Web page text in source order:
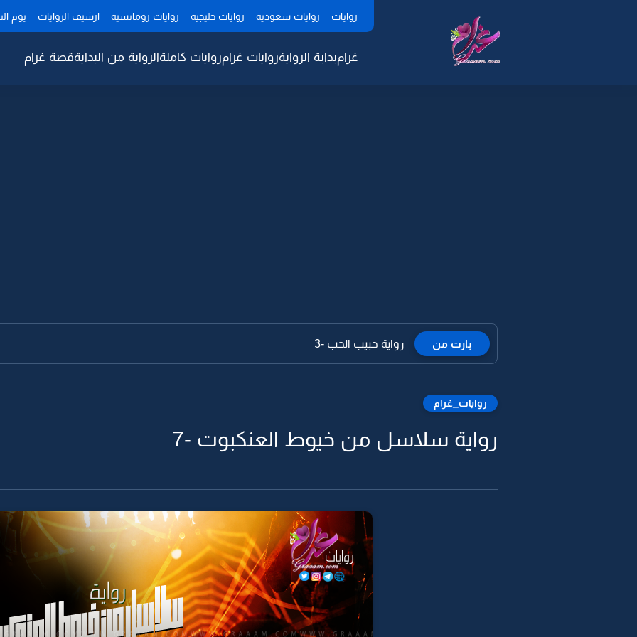
روايات روايات سعودية روايات خليجيه روايات رومانسية ارشيف الروايات يوم
غرامبداية الروايةروايات غرامروايات كاملةالرواية من البدايةقصة غرام
بارت من رواية حبيب الحب -2
روايات_غرام
رواية سلاسل من خيوط العنكبوت -7